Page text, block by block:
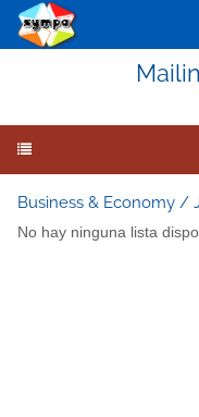
Business & Economy /
No hay ninguna lista